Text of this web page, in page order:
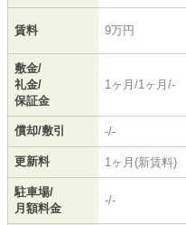
賃料 9万円
敷金/
礼金/
保証金
1ヶ月/1ヶ月/-
償却/敷引 -/-
更新料 1ヶ月(新賃料)
駐車場/
月額料金
-/-